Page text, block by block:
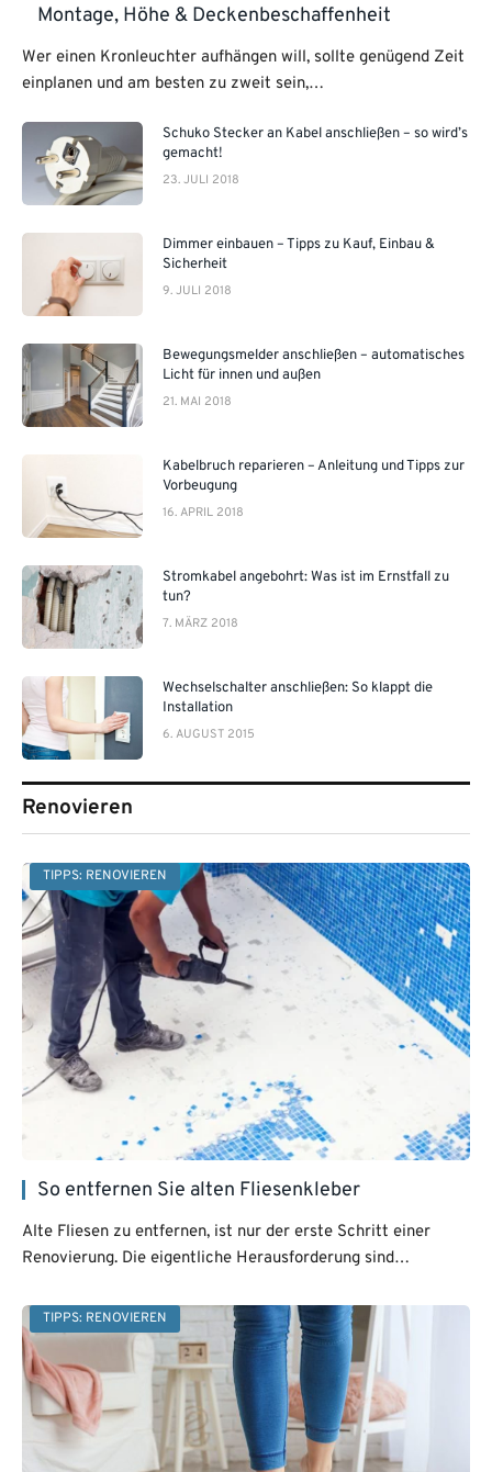
Montage, Höhe & Deckenbeschaffenheit
Wer einen Kronleuchter aufhängen will, sollte genügend Zeit
einplanen und am besten zu zweit sein,…
Schuko Stecker an Kabel anschließen – so wird’s
gemacht!
23. JULI 2018
Dimmer einbauen – Tipps zu Kauf, Einbau &
Sicherheit
9. JULI 2018
Bewegungsmelder anschließen – automatisches
Licht für innen und außen
21. MAI 2018
Kabelbruch reparieren – Anleitung und Tipps zur
Vorbeugung
16. APRIL 2018
Stromkabel angebohrt: Was ist im Ernstfall zu
tun?
7. MÄRZ 2018
Wechselschalter anschließen: So klappt die
Installation
6. AUGUST 2015
Renovieren
TIPPS: RENOVIEREN
So entfernen Sie alten Fliesenkleber
Alte Fliesen zu entfernen, ist nur der erste Schritt einer
Renovierung. Die eigentliche Herausforderung sind…
TIPPS: RENOVIEREN